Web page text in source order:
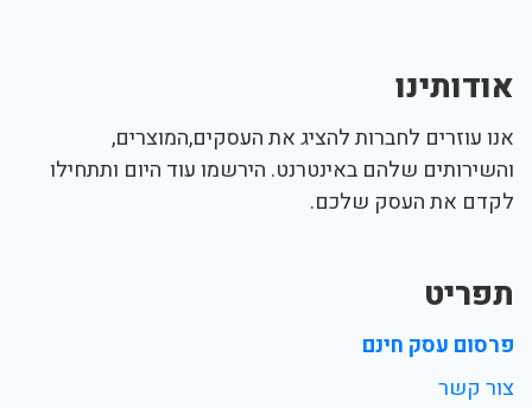
אודותינו
אנו עוזרים לחברות להציג את העסקים,המוצרים,
והשירותים שלהם באינטרנט. הירשמו עוד היום ותתחילו
לקדם את העסק שלכם.
תפריט
פרסום עסק חינם
צור קשר